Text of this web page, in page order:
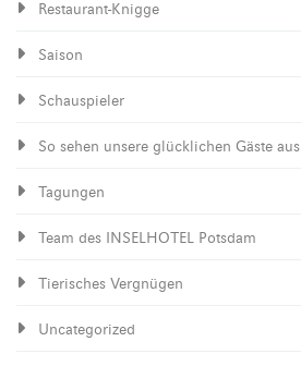
Restaurant-Knigge
Saison
Schauspieler
So sehen unsere glücklichen Gäste aus
Tagungen
Team des INSELHOTEL Potsdam
Tierisches Vergnügen
Uncategorized